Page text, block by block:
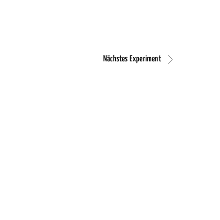
Nächstes Experiment